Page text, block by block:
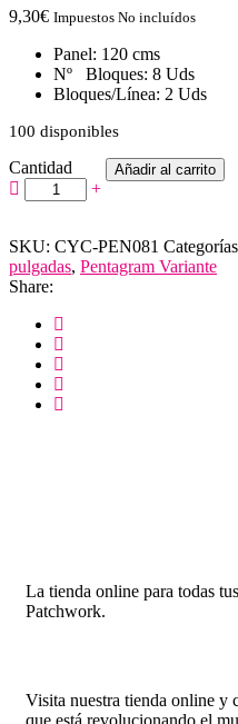
9,30€ Impuestos No incluídos
Panel: 120 cms
Nº Bloques: 8 Uds
Bloques/Línea: 2 Uds
100 disponibles
Cantidad Añadir al carrito
SKU: CYC-PEN081
pulgadas, Pentagram Variante
Share:
La tienda online para todas
Patchwork.
Visita nuestra tienda online y
que está revolucionando el